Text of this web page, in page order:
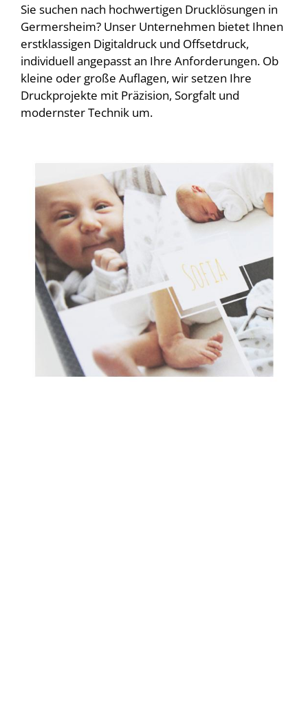
Sie suchen nach hochwertigen Drucklösungen in
Germersheim? Unser Unternehmen bietet Ihnen
erstklassigen Digitaldruck und Offsetdruck,
individuell angepasst an Ihre Anforderungen. Ob
kleine oder große Auflagen, wir setzen Ihre
Druckprojekte mit Präzision, Sorgfalt und
modernster Technik um.